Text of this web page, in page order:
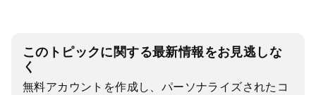
このトピックに関する最新情報をお見逃しな
く
無料アカウントを作成し、パーソナライズされたコ